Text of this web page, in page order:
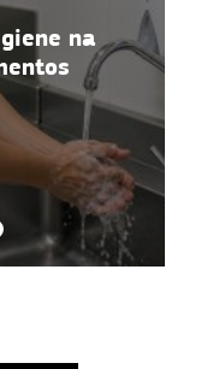
na